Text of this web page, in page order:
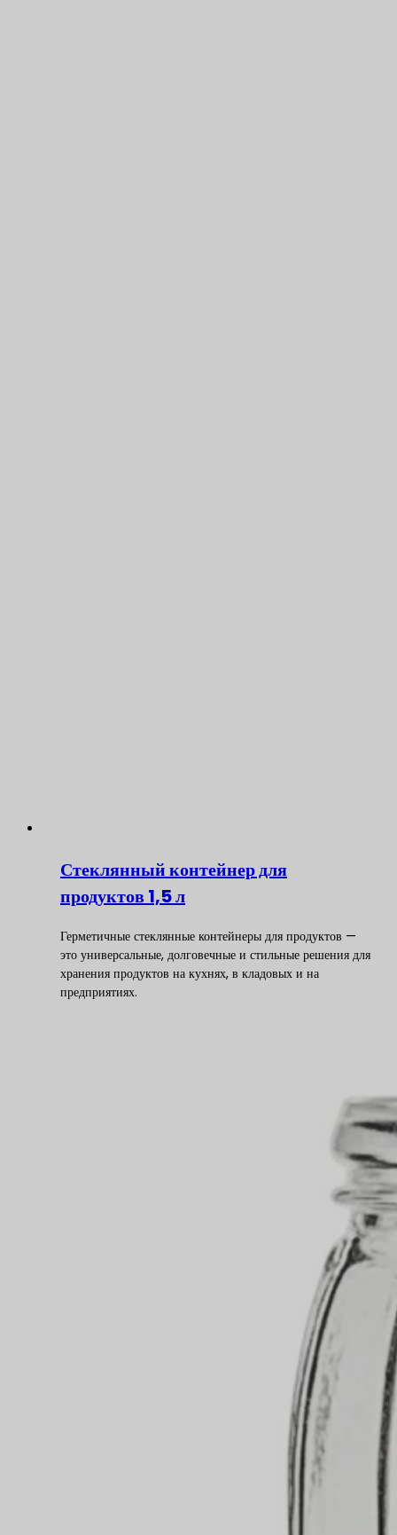
Стеклянный контейнер для
продуктов 1,5 л
Герметичные стеклянные контейнеры для продуктов —
это универсальные, долговечные и стильные решения для
хранения продуктов на кухнях, в кладовых и на
предприятиях.